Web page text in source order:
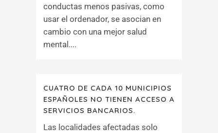
conductas menos pasivas, como
usar el ordenador, se asocian en
cambio con una mejor salud
mental....
CUATRO DE CADA 10 MUNICIPIOS
ESPAÑOLES NO TIENEN ACCESO A
SERVICIOS BANCARIOS.
Las localidades afectadas solo